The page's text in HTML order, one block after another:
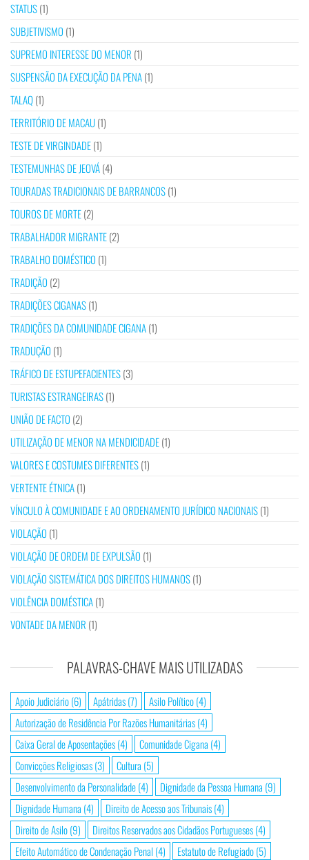
STATUS(1)
SUBJETIVISMO (1)
SUPREMO INTERESSE DO MENOR (1)
SUSPENSÃO DA EXECUÇÃO DA PENA(1)
TALAQ(1)
TERRITÓRIO DE MACAU(1)
TESTE DE VIRGINDADE(1)
TESTEMUNHAS DE JEOVÁ(4)
TOURADAS TRADICIONAIS DE BARRANCOS(1)
TOUROS DE MORTE(2)
TRABALHADOR MIGRANTE(2)
TRABALHO DOMÉSTICO (1)
TRADIÇÃO (2)
TRADIÇÕES CIGANAS(1)
TRADIÇÕES DA COMUNIDADE CIGANA(1)
TRADUÇÃO (1)
TRÁFICO DE ESTUPEFACIENTES(3)
TURISTAS ESTRANGEIRAS(1)
UNIÃO DE FACTO (2)
UTILIZAÇÃO DE MENOR NA MENDICIDADE(1)
VALORES E COSTUMES DIFERENTES(1)
VERTENTE ÉTNICA(1)
VÍNCULO À COMUNIDADE E AO ORDENAMENTO JURÍDICO NACIONAIS(1)
VIOLAÇÃO (1)
VIOLAÇÃO DE ORDEM DE EXPULSÃO (1)
VIOLAÇÃO SISTEMÁTICA DOS DIREITOS HUMANOS(1)
VIOLÊNCIA DOMÉSTICA(1)
VONTADE DA MENOR (1)
PALAVRAS-CHAVE MAIS UTILIZADAS
Apoio Judiciário(6) Apátridas(7) Asilo Político(4)
Autorização de Residência Por Razões Humanitárias(4)
Caixa Geral de Aposentações(4) Comunidade Cigana (4)
Convicções Religiosas(3) Cultura (5)
Desenvolvimento da Personalidade(4) Dignidade da Pessoa Humana (9)
Dignidade Humana (4) Direito de Acesso aos Tribunais(4)
Direito de Asilo(9) Direitos Reservados aos Cidadãos Portugueses(4)
Efeito Automático de Condenação Penal (4) Estatuto de Refugiado(5)